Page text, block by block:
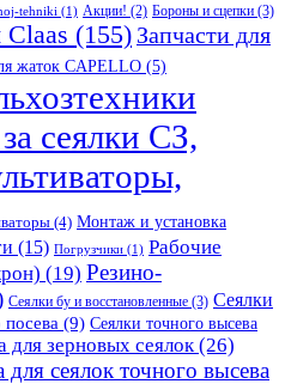
tehniki (1) Акции! (2) Бороны и сцепки (3)
Claas (155) Запчасти для
жаток CAPELLO (5)
сеялки СЗ,
(4) Монтаж и установка
(15) Погрузчики (1) Рабочие
(19) Резино-
Сеялки бу и восстановленные (3) Сеялки
(9) Сеялки точного высева
для зерновых сеялок (26)
сеялок точного высева